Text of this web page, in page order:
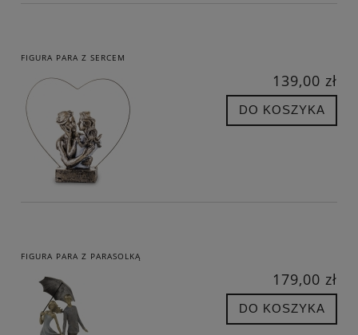
FIGURA PARA Z SERCEM
139,00 zł
DO KOSZYKA
FIGURA PARA Z PARASOLKĄ
179,00 zł
DO KOSZYKA